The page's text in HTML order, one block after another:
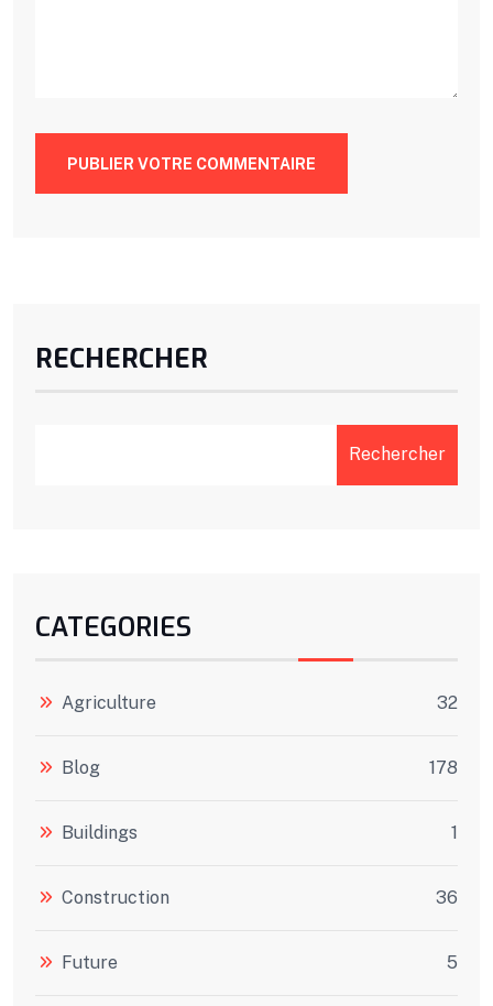
PUBLIER VOTRE COMMENTAIRE
RECHERCHER
Rechercher
CATEGORIES
Agriculture 32
Blog 178
Buildings 1
Construction 36
Future 5